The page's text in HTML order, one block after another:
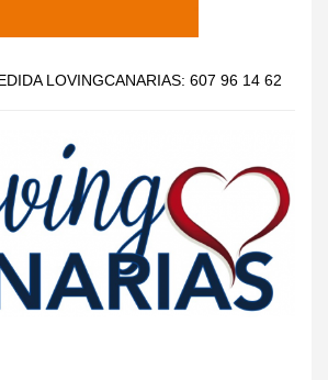
LOVINGCANARIAS: 607 96 14 62